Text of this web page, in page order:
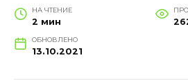
НА ЧТЕНИЕ
2 мин
ОБНОВЛЕНО
13.10.2021